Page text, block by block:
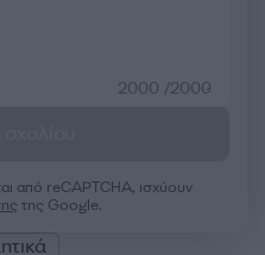
2000 /2000
από reCAPTCHA, ισχύουν
της Google.